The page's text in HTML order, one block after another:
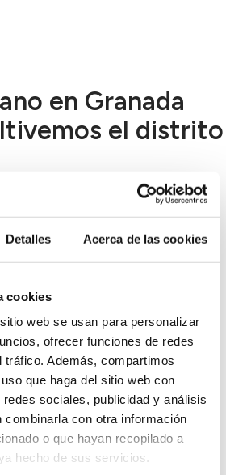
Detalles Acerca de las cookies
cookies
web se usan para personalizar
ofrecer funciones de redes
Además, compartimos
que haga del sitio web con
sociales, publicidad y análisis
combinarla con otra información
o que hayan recopilado a
hecho de sus servicios.
en Granada
el distrito
Chatear
Consumo responsable
de un oásis verde debajo de
juvenil de huertos urbanos de
todo lo posible por democratizar
la trasición a la ecología a
concienciación y proyectos
como objetivo el distrito Genil,
un maravilloso huerto